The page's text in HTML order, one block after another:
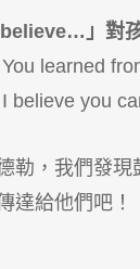
believe…」對
You learned
I believe you
勒，我們發現
達給他們吧！